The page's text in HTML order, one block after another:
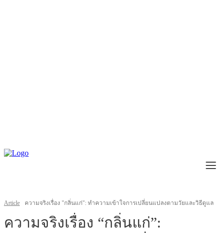
Article ความจริงเรื่อง "กลิ่นแก่": ทำความเข้าใจการเปลี่ยนแปลงตามวัยและวิธีดูแล
ความจริงเรื่อง “กลิ่นแก่”: